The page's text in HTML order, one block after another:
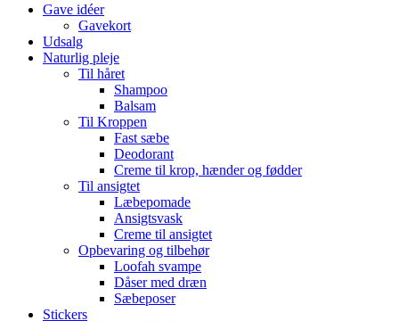
Gave idéer
Gavekort
Udsalg
Naturlig pleje
Til håret
Shampoo
Balsam
Til Kroppen
Fast sæbe
Deodorant
Creme til krop, hænder og fødder
Til ansigtet
Læbepomade
Ansigtsvask
Creme til ansigtet
Opbevaring og tilbehør
Loofah svampe
Dåser med dræn
Sæbeposer
Stickers